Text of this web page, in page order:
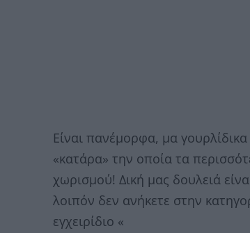
Είναι πανέμορφα, μα
«κατάρα» την οποία τα
χωρισμού! Δική μας δουλειά
λοιπόν δεν ανήκετε στην
εγχειρίδιο «